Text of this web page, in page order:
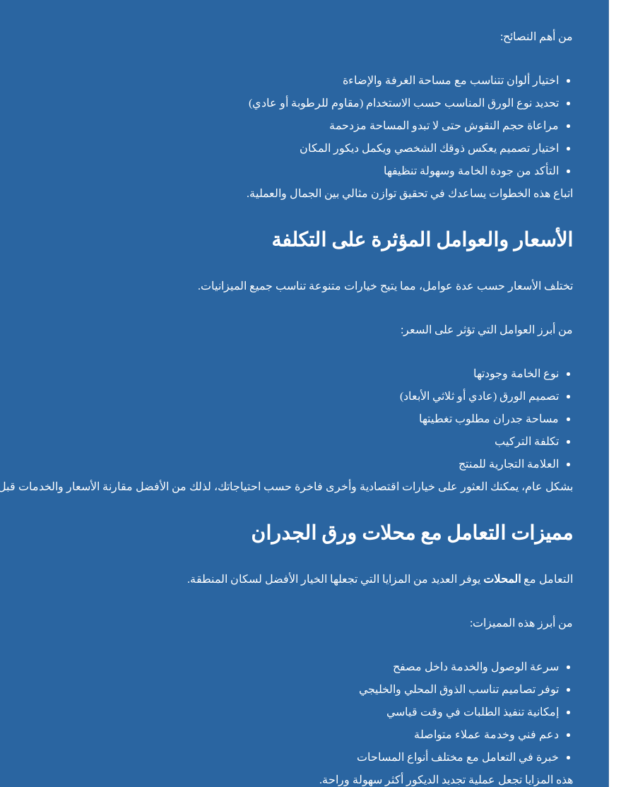
من أهم النصائح:
اختيار ألوان تتناسب مع مساحة الغرفة والإضاءة
تحديد نوع الورق المناسب حسب الاستخدام (مقاوم للرطوبة أو عادي)
مراعاة حجم النقوش حتى لا تبدو المساحة مزدحمة
اختيار تصميم يعكس ذوقك الشخصي ويكمل ديكور المكان
التأكد من جودة الخامة وسهولة تنظيفها
اتباع هذه الخطوات يساعدك في تحقيق توازن مثالي بين الجمال والعملية.
الأسعار والعوامل المؤثرة على التكلفة
تختلف الأسعار حسب عدة عوامل، مما يتيح خيارات متنوعة تناسب جميع الميزانيات.
من أبرز العوامل التي تؤثر على السعر:
نوع الخامة وجودتها
تصميم الورق (عادي أو ثلاثي الأبعاد)
مساحة جدران مطلوب تغطيتها
تكلفة التركيب
العلامة التجارية للمنتج
بشكل عام، يمكنك العثور على خيارات اقتصادية وأخرى فاخرة حسب احتياجاتك، لذلك من الأفضل مقارنة الأسعار والخدمات قبل
مميزات التعامل مع محلات ورق الجدران
التعامل مع المحلات يوفر العديد من المزايا التي تجعلها الخيار الأفضل لسكان المنطقة.
من أبرز هذه المميزات:
سرعة الوصول والخدمة داخل مصفح
توفر تصاميم تناسب الذوق المحلي والخليجي
إمكانية تنفيذ الطلبات في وقت قياسي
دعم فني وخدمة عملاء متواصلة
خبرة في التعامل مع مختلف أنواع المساحات
هذه المزايا تجعل عملية تجديد الديكور أكثر سهولة وراحة.